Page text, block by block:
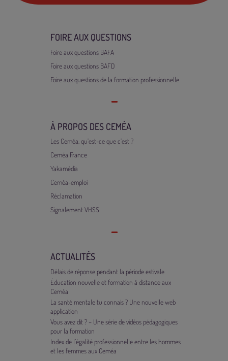
FOIRE AUX QUESTIONS
Foire aux questions BAFA
Foire aux questions BAFD
Foire aux questions de la formation professionnelle
À PROPOS DES CEMÉA
Les Ceméa, qu’est-ce que c’est ?
Ceméa France
Yakamédia
Ceméa-emploi
Réclamation
Signalement VHSS
ACTUALITÉS
Délais de réponse pendant la période estivale
Éducation nouvelle et formation à distance aux
Ceméa
La santé mentale tu connais ? Une nouvelle web
application
Vous avez dit ? – Une série de vidéos pédagogiques
pour la formation
Index de l’égalité professionnelle entre les hommes
et les femmes aux Ceméa